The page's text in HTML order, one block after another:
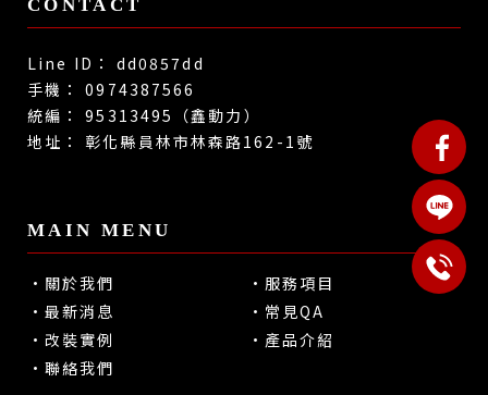
dd0857dd
0974387566
95313495（鑫動力）
彰化縣員林市林森路162-1號
關於我們
服務項目
最新消息
常見QA
改裝實例
產品介紹
聯絡我們